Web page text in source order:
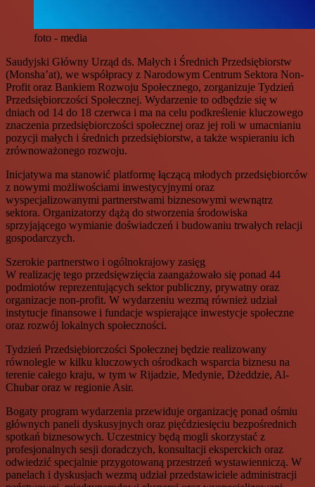
foto - media
Saudyjski Główny Urząd ds. Małych i Średnich Przedsiębiorstw
(Monsha’at), we współpracy z Narodowym Centrum Sektora Non-
Profit oraz Bankiem Rozwoju Społecznego, zorganizuje Tydzień
Przedsiębiorczości Społecznej. Wydarzenie to odbędzie się w
dniach od 14 do 18 czerwca i ma na celu podkreślenie kluczowego
znaczenia przedsiębiorczości społecznej oraz jej roli w umacnianiu
pozycji małych i średnich przedsiębiorstw, a także wspieraniu ich
zrównoważonego rozwoju.
Inicjatywa ma stanowić platformę łączącą młodych przedsiębiorców
z nowymi możliwościami inwestycyjnymi oraz
wyspecjalizowanymi partnerstwami biznesowymi wewnątrz
sektora. Organizatorzy dążą do stworzenia środowiska
sprzyjającego wymianie doświadczeń i budowaniu trwałych relacji
gospodarczych.
Szerokie partnerstwo i ogólnokrajowy zasięg
W realizację tego przedsięwzięcia zaangażowało się ponad 44
podmiotów reprezentujących sektor publiczny, prywatny oraz
organizacje non-profit. W wydarzeniu wezmą również udział
instytucje finansowe i fundacje wspierające inwestycje społeczne
oraz rozwój lokalnych społeczności.
Tydzień Przedsiębiorczości Społecznej będzie realizowany
równolegle w kilku kluczowych ośrodkach wsparcia biznesu na
terenie całego kraju, w tym w Rijadzie, Medynie, Dżeddzie, Al-
Chubar oraz w regionie Asir.
Bogaty program wydarzenia przewiduje organizację ponad ośmiu
głównych paneli dyskusyjnych oraz pięćdziesięciu bezpośrednich
spotkań biznesowych. Uczestnicy będą mogli skorzystać z
profesjonalnych sesji doradczych, konsultacji eksperckich oraz
odwiedzić specjalnie przygotowaną przestrzeń wystawienniczą. W
panelach i dyskusjach wezmą udział przedstawiciele administracji